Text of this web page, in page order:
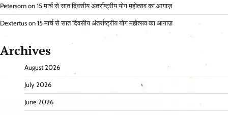
Petersom on 15 मार्च से सात दिवसीय अंतर्राष्ट्रीय योग महोत्सव का आगाज़
Dextertus on 15 मार्च से सात दिवसीय अंतर्राष्ट्रीय योग महोत्सव का आगाज़
Archives
August 2026
July 2026
June 2026